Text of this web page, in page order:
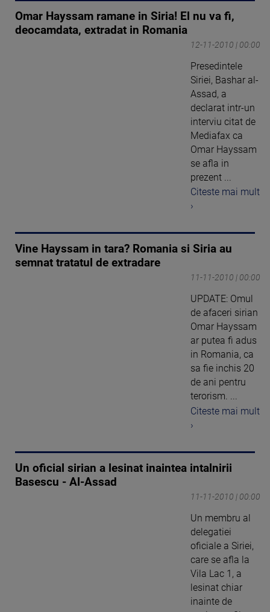
Omar Hayssam ramane in Siria! El nu va fi,
deocamdata, extradat in Romania
12-11-2010 | 00:00
Presedintele
Siriei, Bashar al-
Assad, a
declarat intr-un
interviu citat de
Mediafax ca
Omar Hayssam
se afla in
prezent ...
Citeste mai mult
›
Vine Hayssam in tara? Romania si Siria au
semnat tratatul de extradare
11-11-2010 | 00:00
UPDATE: Omul
de afaceri sirian
Omar Hayssam
ar putea fi adus
in Romania, ca
sa fie inchis 20
de ani pentru
terorism. ...
Citeste mai mult
›
Un oficial sirian a lesinat inaintea intalnirii
Basescu - Al-Assad
11-11-2010 | 00:00
Un membru al
delegatiei
oficiale a Siriei,
care se afla la
Vila Lac 1, a
lesinat chiar
inainte de